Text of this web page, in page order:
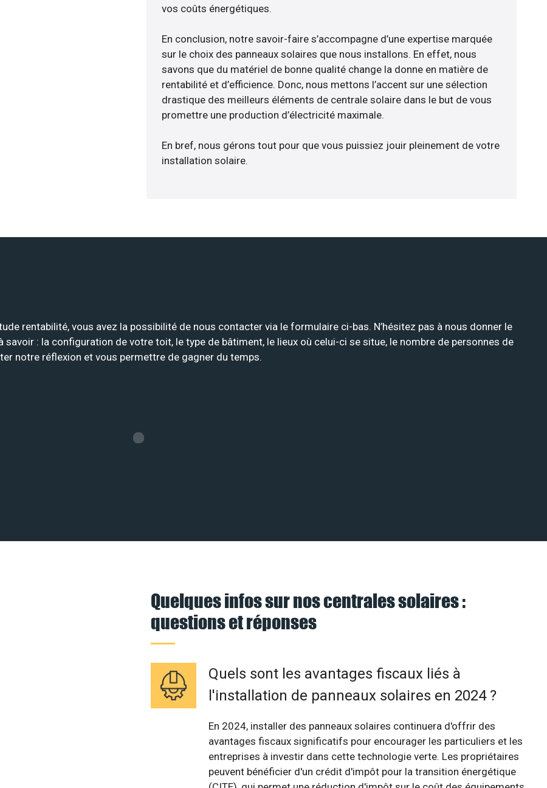
vos coûts énergétiques.
En conclusion, notre savoir-faire s’accompagne d’une expertise marquée
sur le choix des panneaux solaires que nous installons. En effet, nous
savons que du matériel de bonne qualité change la donne en matière de
rentabilité et d’efficience. Donc, nous mettons l’accent sur une sélection
drastique des meilleurs éléments de centrale solaire dans le but de vous
promettre une production d’électricité maximale.
En bref, nous gérons tout pour que vous puissiez jouir pleinement de votre
installation solaire.
rentabilité, vous avez la possibilité de nous contacter via le formulaire ci-bas. N’hésitez pas à nous donner le
: la configuration de votre toit, le type de bâtiment, le lieux où celui-ci se situe, le nombre de personnes de
notre réflexion et vous permettre de gagner du temps.
Quelques infos sur nos centrales solaires :
questions et réponses
Quels sont les avantages fiscaux liés à
l'installation de panneaux solaires en 2024 ?
En 2024, installer des panneaux solaires continuera d'offrir des
avantages fiscaux significatifs pour encourager les particuliers et les
entreprises à investir dans cette technologie verte. Les propriétaires
peuvent bénéficier d'un crédit d'impôt pour la transition énergétique